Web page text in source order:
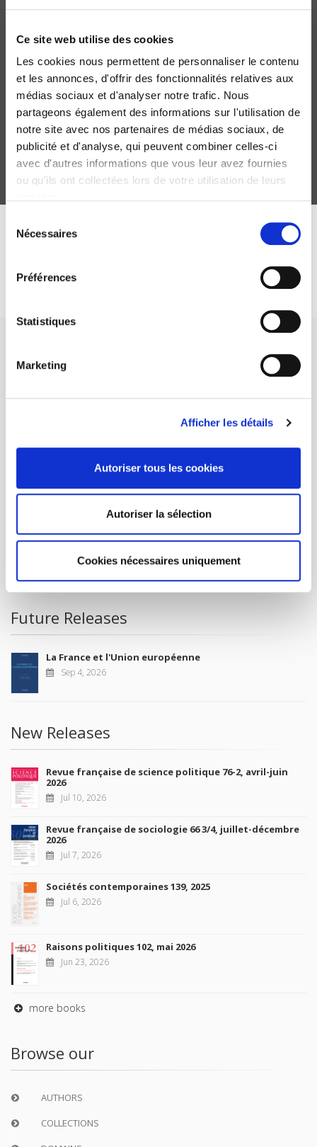
Ce site web utilise des cookies
Les cookies nous permettent de personnaliser le contenu
et les annonces, d'offrir des fonctionnalités relatives aux
médias sociaux et d'analyser notre trafic. Nous
partageons également des informations sur l'utilisation de
notre site avec nos partenaires de médias sociaux, de
publicité et d'analyse, qui peuvent combiner celles-ci
avec d'autres informations que vous leur avez fournies
ou qu'ils ont collectées lors de votre utilisation de leurs
Nécessaires
Préférences
Statistiques
Marketing
Afficher les détails
Autoriser tous les cookies
Autoriser la sélection
Cookies nécessaires uniquement
Santé mondiale. Enjeu stratégique, jeux
diplomatiques
Dominique Kerouedan, Joseph Brunet-Jailly
DISCOVER OUR JOURNALS
original research, to edit reference works for student use, and to
CONDITIONS OF SALE
Future Releases
La France et l'Union européenne
Sep 4, 2026
New Releases
Revue française de science politique 76-2, avril-juin
2026
Jul 10, 2026
Revue française de sociologie 66 3/4, juillet-décembre
2026
Jul 7, 2026
Sociétés contemporaines 139, 2025
Jul 6, 2026
Raisons politiques 102, mai 2026
Jun 23, 2026
more books
Browse our
AUTHORS
COLLECTIONS